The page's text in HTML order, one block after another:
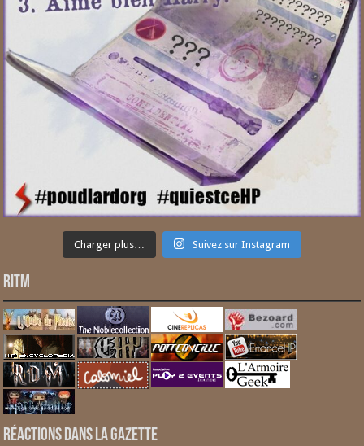
Charger plus… Suivez sur Instagram
RITM
Réactions dans la gazette